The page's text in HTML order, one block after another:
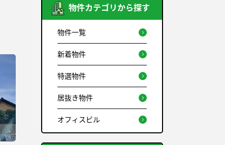
物件カテゴリから探す
物件一覧
新着物件
特選物件
居抜き物件
オフィスビル